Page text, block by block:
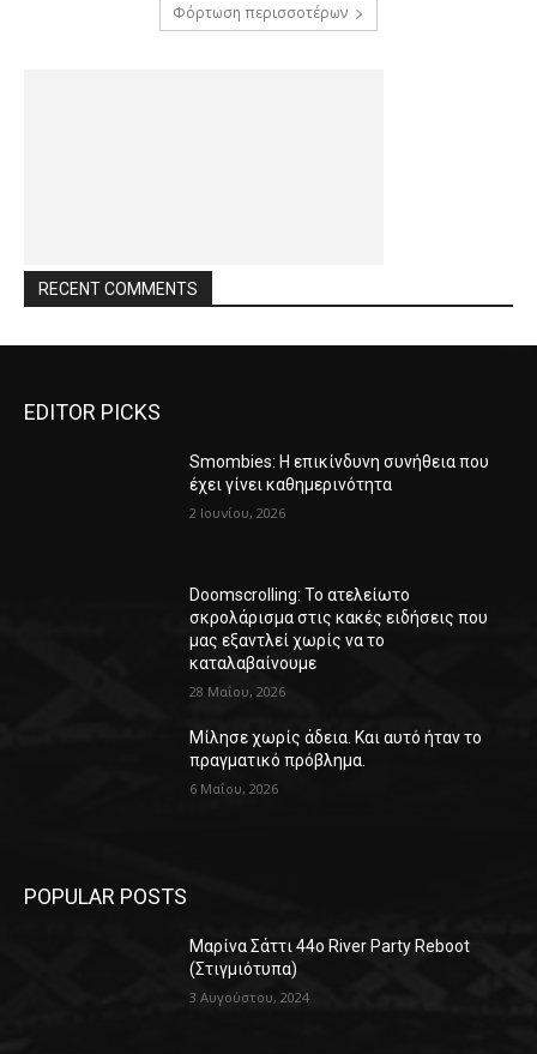
Φόρτωση περισσοτέρων
RECENT COMMENTS
EDITOR PICKS
Smombies: Η επικίνδυνη συνήθεια που
έχει γίνει καθημερινότητα
2 Ιουνίου, 2026
Doomscrolling: Το ατελείωτο
σκρολάρισμα στις κακές ειδήσεις που
μας εξαντλεί χωρίς να το
καταλαβαίνουμε
28 Μαΐου, 2026
Μίλησε χωρίς άδεια. Και αυτό ήταν το
πραγματικό πρόβλημα.
6 Μαΐου, 2026
POPULAR POSTS
Μαρίνα Σάττι 44o River Party Reboot
(Στιγμιότυπα)
3 Αυγούστου, 2024